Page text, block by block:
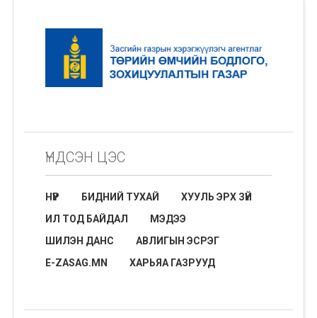
ҮНДСЭН ЦЭС
НҮҮР БИДНИЙ ТУХАЙ
ХУУЛЬ ЭРХ ЗҮЙ
ИЛ ТОД БАЙДАЛ
МЭДЭЭ
ШИЛЭН ДАНС
АВЛИГЫН ЭСРЭГ
E-ZASAG.MN
ХАРЬЯА ГАЗРУУД